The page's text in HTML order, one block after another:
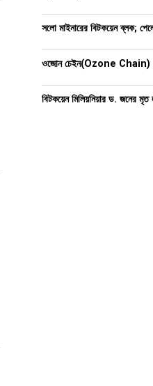
সলো মাইনারের বিটকয়েন ব্লক;
ওজোন চেইন(Ozone Chain)
বিটকয়েন মিলিয়নিয়ার ড. জনের মৃত